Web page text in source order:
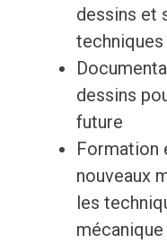
dessins et
techniques
dessins
future
Formation
nouveaux
les
mécanique